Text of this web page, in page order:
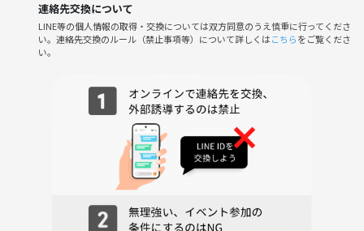
⭐夜の部はみんなで全力で声出して！笑って！楽しみましょう⭐
🙅‍♀️参加制限
※遊べる作品がない可能性があるため
2025年10月18日（土曜日）
16:00にお越しください
16:15までには完全集合でお願いします
連絡先交換について
LINE等の個人情報の取得・交換については双方同意のうえ慎重に行ってくださ
い。連絡先交換のルール（禁止事項等）について詳しくはこちらをご覧くださ
い。